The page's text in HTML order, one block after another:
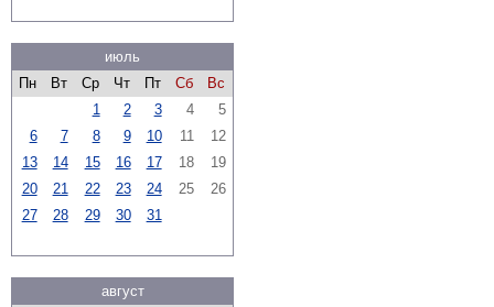
июль
Пн
Вт Ср Чт Пт Сб
Вс
1
2 3 4
5
6
7 8 9 10 11
12
13
14 15 16 17 18
19
20
21 22 23 24 25
26
27
28 29 30 31
август